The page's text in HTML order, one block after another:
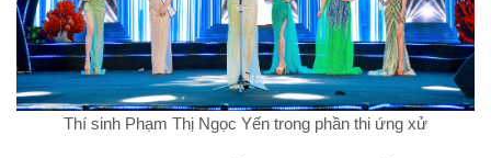
Thí sinh Phạm Thị Ngọc Yến trong phần thi ứng xử